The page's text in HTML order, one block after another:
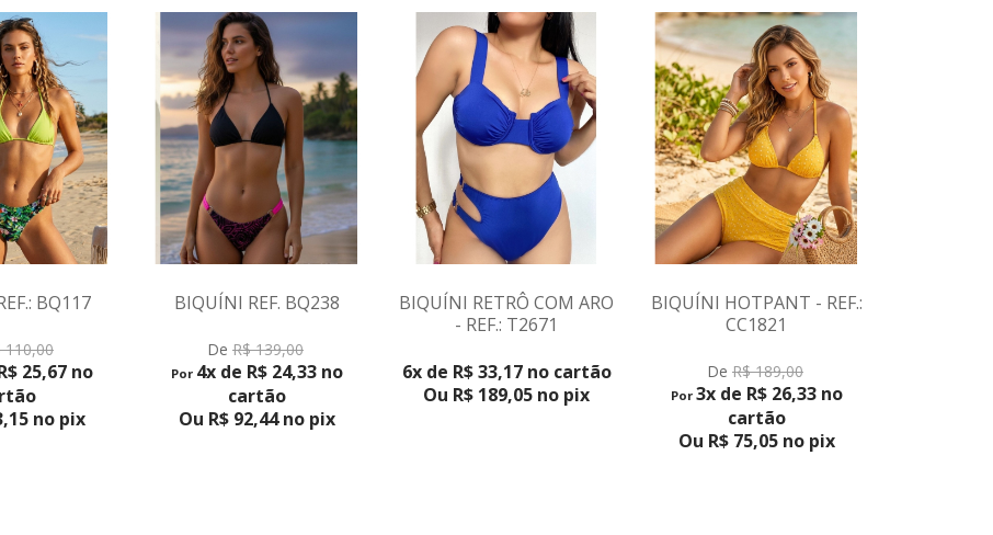
BQ117
110,00
25,67 no
no pix
BIQUÍNI REF. BQ238
De R$ 139,00
Por 4x de R$ 24,33 no
cartão
Ou R$ 92,44 no pix
VER PRODUTO
BIQUÍNI RETRÔ COM ARO
- REF.: T2671
6x de R$ 33,17 no cartão
Ou R$ 189,05 no pix
VER PRODUTO
BIQUÍNI HOTPANT - REF.:
CC1821
De R$ 189,00
Por 3x de R$ 26,33 no
cartão
Ou R$ 75,05 no pix